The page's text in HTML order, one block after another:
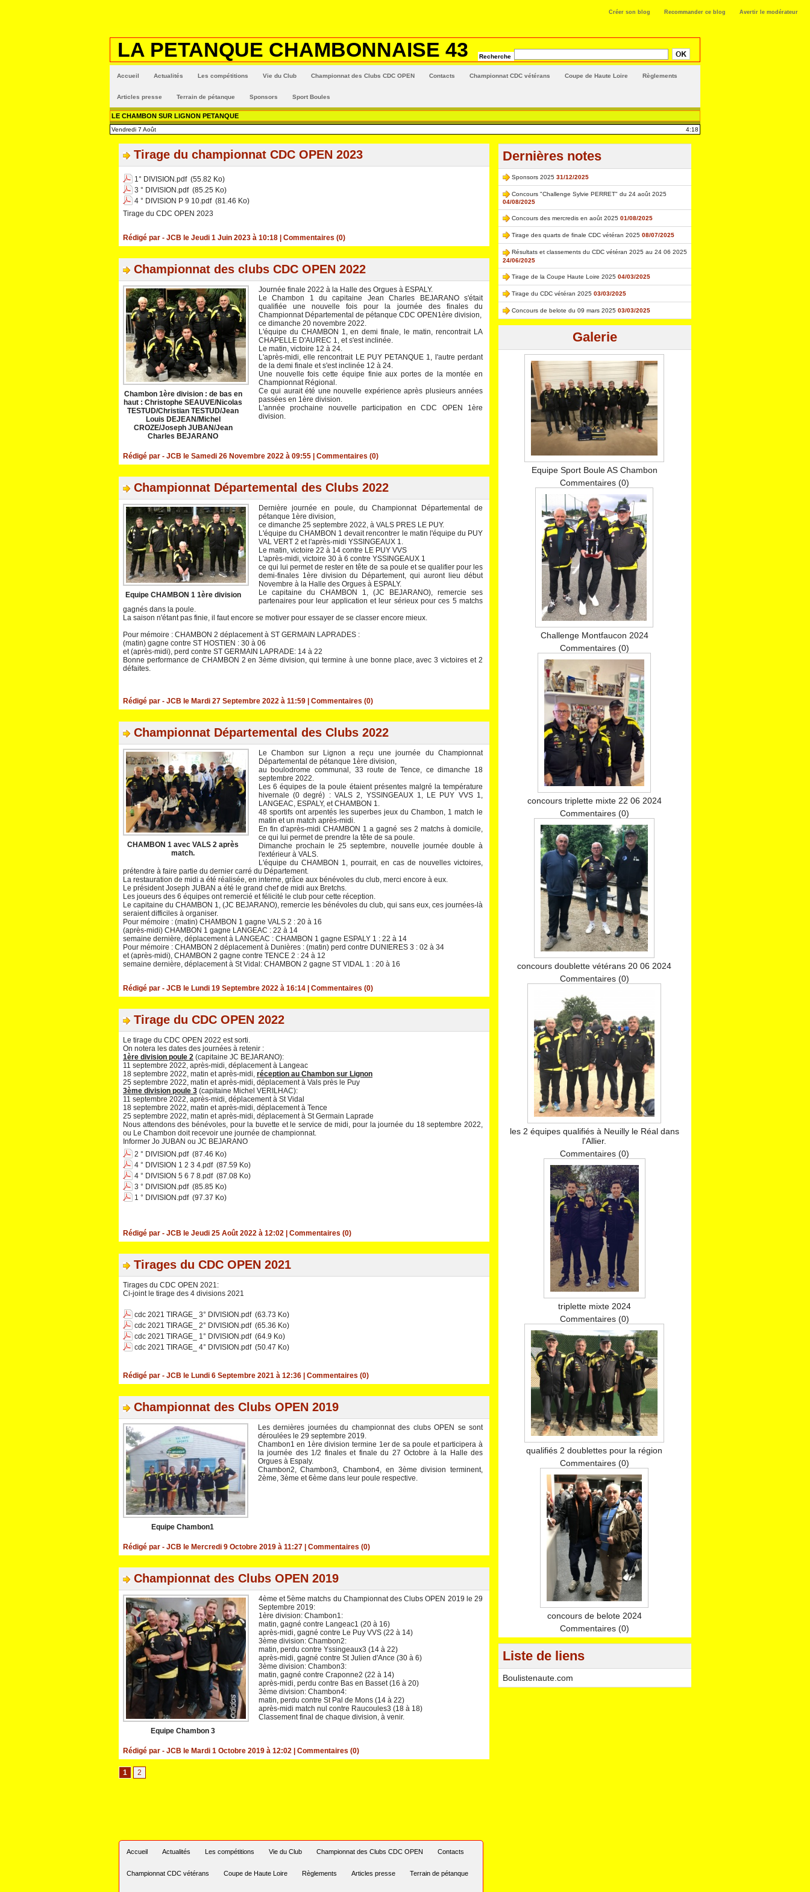
Créer son blog Recommander ce blog Avertir le modérateur
LA PETANQUE CHAMBONNAISE 43 Recherche
Accueil Actualités Les compétitions Vie du Club Championnat des Clubs CDC OPEN Contacts Championnat CDC vétérans Coupe de Haute Loire Règlements
Articles presse Terrain de pétanque Sponsors Sport Boules
LE CHAMBON SUR LIGNON PETANQUE
Vendredi 7 Août 4:18
Tirage du championnat CDC OPEN 2023
1° DIVISION.pdf (55.82 Ko)
3 ° DIVISION.pdf (85.25 Ko)
4 ° DIVISION P 9 10.pdf (81.46 Ko)
Tirage du CDC OPEN 2023
Rédigé par - JCB le Jeudi 1 Juin 2023 à 10:18 Commentaires (0)
Championnat des clubs CDC OPEN 2022
Chambon 1ère division : de bas en
haut : Christophe SEAUVE/Nicolas
TESTUD/Christian TESTUD/Jean
Louis DEJEAN/Michel
CROZE/Joseph JUBAN/Jean
Charles BEJARANO
Journée finale 2022 à la Halle des Orgues à ESPALY.
Le Chambon 1 du capitaine Jean Charles BEJARANO s'était
qualifiée une nouvelle fois pour la journée des finales du
Championnat Départemental de pétanque CDC OPEN1ère division,
ce dimanche 20 novembre 2022.
L'équipe du CHAMBON 1, en demi finale, le matin, rencontrait LA
CHAPELLE D'AUREC 1, et s'est inclinée.
Le matin, victoire 12 à 24.
L'après-midi, elle rencontrait LE PUY PETANQUE 1, l'autre perdant
de la demi finale et s'est inclinée 12 à 24.
Une nouvelle fois cette équipe finie aux portes de la montée en
Championnat Régional.
Ce qui aurait été une nouvelle expérience après plusieurs années
passées en 1ère division.
L'année prochaine nouvelle participation en CDC OPEN 1ère
division.
Rédigé par - JCB le Samedi 26 Novembre 2022 à 09:55 Commentaires (0)
Championnat Départemental des Clubs 2022
Equipe CHAMBON 1 1ère division
Dernière journée en poule, du Championnat Départemental de
pétanque 1ère division,
ce dimanche 25 septembre 2022, à VALS PRES LE PUY.
L'équipe du CHAMBON 1 devait rencontrer le matin l'équipe du PUY
VAL VERT 2 et l'après-midi YSSINGEAUX 1.
Le matin, victoire 22 à 14 contre LE PUY VVS
L'après-midi, victoire 30 à 6 contre YSSINGEAUX 1
ce qui lui permet de rester en tête de sa poule et se qualifier pour les
demi-finales 1ère division du Département, qui auront lieu début
Novembre à la Halle des Orgues à ESPALY.
Le capitaine du CHAMBON 1, (JC BEJARANO), remercie ses
partenaires pour leur application et leur sérieux pour ces 5 matchs
gagnés dans la poule.
La saison n'étant pas finie, il faut encore se motiver pour essayer de se classer encore mieux.
Pour mémoire : CHAMBON 2 déplacement à ST GERMAIN LAPRADES :
(matin) gagne contre ST HOSTIEN : 30 à 06
et (après-midi), perd contre ST GERMAIN LAPRADE: 14 à 22
Bonne performance de CHAMBON 2 en 3ème division, qui termine à une bonne place, avec 3 victoires et 2
défaites.
Rédigé par - JCB le Mardi 27 Septembre 2022 à 11:59 Commentaires (0)
Championnat Départemental des Clubs 2022
CHAMBON 1 avec VALS 2 après
match.
Le Chambon sur Lignon a reçu une journée du Championnat
Départemental de pétanque 1ère division,
au boulodrome communal, 33 route de Tence, ce dimanche 18
septembre 2022.
Les 6 équipes de la poule étaient présentes malgré la température
hivernale (0 degré) : VALS 2, YSSINGEAUX 1, LE PUY VVS 1,
LANGEAC, ESPALY, et CHAMBON 1.
48 sportifs ont arpentés les superbes jeux du Chambon, 1 match le
matin et un match après-midi.
En fin d'après-midi CHAMBON 1 a gagné ses 2 matchs à domicile,
ce qui lui permet de prendre la tête de sa poule.
Dimanche prochain le 25 septembre, nouvelle journée double à
l'extérieur à VALS.
L'équipe du CHAMBON 1, pourrait, en cas de nouvelles victoires,
prétendre à faire partie du dernier carré du Département.
La restauration de midi a été réalisée, en interne, grâce aux bénévoles du club, merci encore à eux.
Le président Joseph JUBAN a été le grand chef de midi aux Bretchs.
Les joueurs des 6 équipes ont remercié et félicité le club pour cette réception.
Le capitaine du CHAMBON 1, (JC BEJARANO), remercie les bénévoles du club, qui sans eux, ces journées-là
seraient difficiles à organiser.
Pour mémoire : (matin) CHAMBON 1 gagne VALS 2 : 20 à 16
(après-midi) CHAMBON 1 gagne LANGEAC : 22 à 14
semaine dernière, déplacement à LANGEAC : CHAMBON 1 gagne ESPALY 1 : 22 à 14
Pour mémoire : CHAMBON 2 déplacement à Dunières : (matin) perd contre DUNIERES 3 : 02 à 34
et (après-midi), CHAMBON 2 gagne contre TENCE 2 : 24 à 12
semaine dernière, déplacement à St Vidal: CHAMBON 2 gagne ST VIDAL 1 : 20 à 16
Rédigé par - JCB le Lundi 19 Septembre 2022 à 16:14 Commentaires (0)
Tirage du CDC OPEN 2022
Le tirage du CDC OPEN 2022 est sorti.
On notera les dates des journées à retenir :
1ère division poule 2 (capitaine JC BEJARANO):
11 septembre 2022, après-midi, déplacement à Langeac
18 septembre 2022, matin et après-midi, réception au Chambon sur Lignon
25 septembre 2022, matin et après-midi, déplacement à Vals près le Puy
3ème division poule 3 (capitaine Michel VERILHAC):
11 septembre 2022, après-midi, déplacement à St Vidal
18 septembre 2022, matin et après-midi, déplacement à Tence
25 septembre 2022, matin et après-midi, déplacement à St Germain Laprade
Nous attendons des bénévoles, pour la buvette et le service de midi, pour la journée du 18 septembre 2022,
ou Le Chambon doit recevoir une journée de championnat.
Informer Jo JUBAN ou JC BEJARANO
2 ° DIVISION.pdf (87.46 Ko)
4 ° DIVISION 1 2 3 4.pdf (87.59 Ko)
4 ° DIVISION 5 6 7 8.pdf (87.08 Ko)
3 ° DIVISION.pdf (85.85 Ko)
1 ° DIVISION.pdf (97.37 Ko)
Rédigé par - JCB le Jeudi 25 Août 2022 à 12:02 Commentaires (0)
Tirages du CDC OPEN 2021
Tirages du CDC OPEN 2021:
Ci-joint le tirage des 4 divisions 2021
cdc 2021 TIRAGE_ 3° DIVISION.pdf (63.73 Ko)
cdc 2021 TIRAGE_ 2° DIVISION.pdf (65.36 Ko)
cdc 2021 TIRAGE_ 1° DIVISION.pdf (64.9 Ko)
cdc 2021 TIRAGE_ 4° DIVISION.pdf (50.47 Ko)
Rédigé par - JCB le Lundi 6 Septembre 2021 à 12:36 Commentaires (0)
Championnat des Clubs OPEN 2019
Equipe Chambon1
Les dernières journées du championnat des clubs OPEN se sont
déroulées le 29 septembre 2019.
Chambon1 en 1ère division termine 1er de sa poule et participera à
la journée des 1/2 finales et finale du 27 Octobre à la Halle des
Orgues à Espaly.
Chambon2, Chambon3, Chambon4, en 3ème division terminent,
2ème, 3ème et 6ème dans leur poule respective.
Rédigé par - JCB le Mercredi 9 Octobre 2019 à 11:27 Commentaires (0)
Championnat des Clubs OPEN 2019
Equipe Chambon 3
4ème et 5ème matchs du Championnat des Clubs OPEN 2019 le 29
Septembre 2019:
1ère division: Chambon1:
matin, gagné contre Langeac1 (20 à 16)
après-midi, gagné contre Le Puy VVS (22 à 14)
3ème division: Chambon2:
matin, perdu contre Yssingeaux3 (14 à 22)
après-midi, gagné contre St Julien d'Ance (30 à 6)
3ème division: Chambon3:
matin, gagné contre Craponne2 (22 à 14)
après-midi, perdu contre Bas en Basset (16 à 20)
3ème division: Chambon4:
matin, perdu contre St Pal de Mons (14 à 22)
après-midi match nul contre Raucoules3 (18 à 18)
Classement final de chaque division, à venir.
Rédigé par - JCB le Mardi 1 Octobre 2019 à 12:02 Commentaires (0)
1 2
Accueil Actualités Les compétitions Vie du Club Championnat des Clubs CDC OPEN Contacts
Championnat CDC vétérans Coupe de Haute Loire Règlements Articles presse Terrain de pétanque
Dernières notes
Sponsors 2025 31/12/2025
Concours "Challenge Sylvie PERRET" du 24 août 2025
04/08/2025
Concours des mercredis en août 2025 01/08/2025
Tirage des quarts de finale CDC vétéran 2025 08/07/2025
Résultats et classements du CDC vétéran 2025 au 24 06 2025
24/06/2025
Tirage de la Coupe Haute Loire 2025 04/03/2025
Tirage du CDC vétéran 2025 03/03/2025
Concours de belote du 09 mars 2025 03/03/2025
Galerie
Equipe Sport Boule AS Chambon
Commentaires (0)
Challenge Montfaucon 2024
Commentaires (0)
concours triplette mixte 22 06 2024
Commentaires (0)
concours doublette vétérans 20 06 2024
Commentaires (0)
les 2 équipes qualifiés à Neuilly le Réal dans
l'Allier.
Commentaires (0)
triplette mixte 2024
Commentaires (0)
qualifiés 2 doublettes pour la région
Commentaires (0)
concours de belote 2024
Commentaires (0)
Liste de liens
Boulistenaute.com